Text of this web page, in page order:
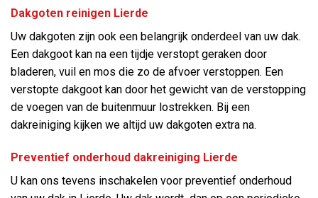
Dakgoten reinigen Lierde
Uw dakgoten zijn ook een belangrijk onderdeel van uw dak.
Een dakgoot kan na een tijdje verstopt geraken door
bladeren, vuil en mos die zo de afvoer verstoppen. Een
verstopte dakgoot kan door het gewicht van de verstopping
de voegen van de buitenmuur lostrekken. Bij een
dakreiniging kijken we altijd uw dakgoten extra na.
Preventief onderhoud dakreiniging Lierde
U kan ons tevens inschakelen voor preventief onderhoud